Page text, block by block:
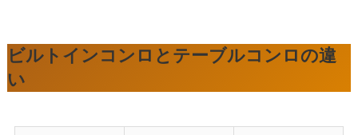
ビルトインコンロとテーブルコンロの違
い